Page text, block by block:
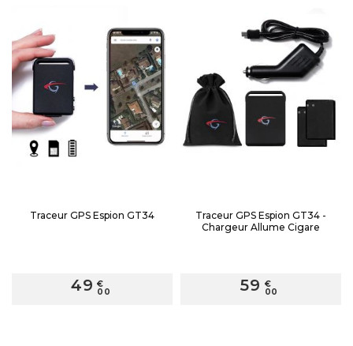
Traceur GPS Espion GT34
49 €
00
Traceur GPS Espion GT34 -
Chargeur Allume Cigare
59 €
00